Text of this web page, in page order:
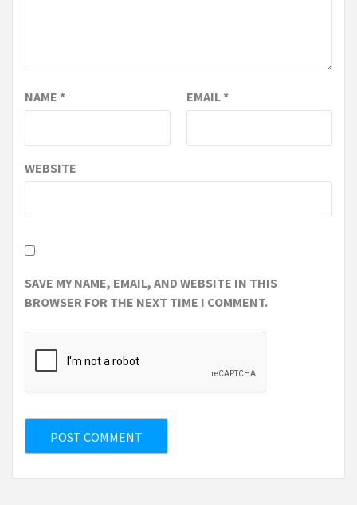
NAME * EMAIL*
WEBSITE
SAVE MY NAME, EMAIL, AND WEBSITE IN THIS
BROWSER FOR THE NEXT TIME I COMMENT.